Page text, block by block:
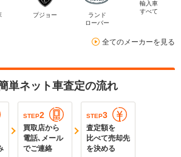
プジョー
ランド
ローバー
輸入車
すべて
全てのメーカーを見る
単ネット車査定の流れ
STEP2
買取店から
電話､メール
でご連絡
STEP3
査定額を
比べて売却先
を決める